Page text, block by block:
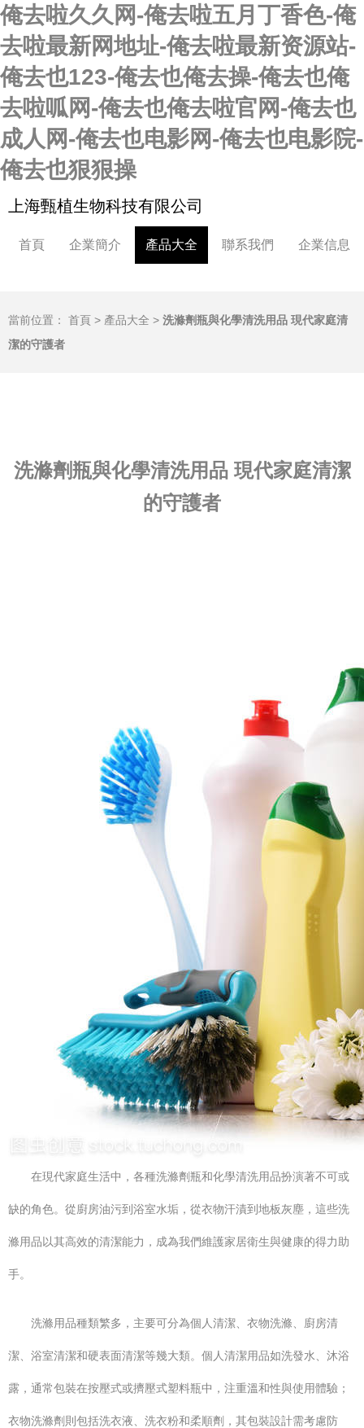
俺去啦久久网-俺去啦五月丁香色-俺
去啦最新网地址-俺去啦最新资源站-
俺去也123-俺去也俺去操-俺去也俺
去啦呱网-俺去也俺去啦官网-俺去也
成人网-俺去也电影网-俺去也电影院-
俺去也狠狠操
上海甄植生物科技有限公司
首頁 企業簡介 產品大全 聯系我們 企業信息
當前位置： 首頁 > 產品大全 > 洗滌劑瓶與化學清洗用品 現代家庭清
潔的守護者
洗滌劑瓶與化學清洗用品 現代家庭清潔
的守護者
在現代家庭生活中，各種洗滌劑瓶和化學清洗用品扮演著不可或
缺的角色。從廚房油污到浴室水垢，從衣物汗漬到地板灰塵，這些洗
滌用品以其高效的清潔能力，成為我們維護家居衛生與健康的得力助
手。
洗滌用品種類繁多，主要可分為個人清潔、衣物洗滌、廚房清
潔、浴室清潔和硬表面清潔等幾大類。個人清潔用品如洗發水、沐浴
露，通常包裝在按壓式或擠壓式塑料瓶中，注重溫和性與使用體驗；
衣物洗滌劑則包括洗衣液、洗衣粉和柔順劑，其包裝設計需考慮防